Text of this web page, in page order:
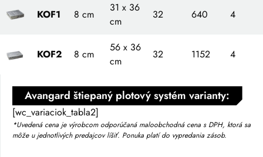
KOF1 8 cm
31 x 36
cm
32 640 4
KOF2 8 cm
56 x 36
cm
32 1152 4
Avangard štiepaný plotový systém varianty:
[wc_variaciok_tabla2]
*Uvedená cena je výrobcom odporúčaná maloobchodná cena s DPH, ktorá sa
môže u jednotlivých predajcov líšiť. Ponuka platí do vypredania zásob.